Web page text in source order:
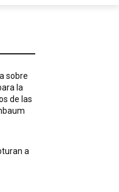
sobre
la
de las
a